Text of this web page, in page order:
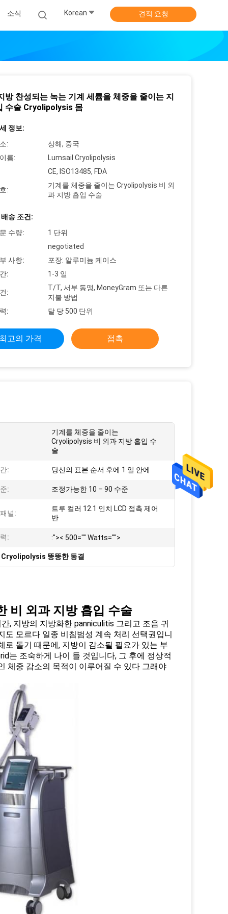
소식 Korean 견적 요청
방 찬성되는 녹는 기계 세륨을 체중을 줄이는 지
수술 Cryolipolysis 몸
정보:
:
상해, 중국
름:
Lumsail Cryolipolysis
CE, ISO13485, FDA
:
기계를 체중을 줄이는 Cryolipolysis 비 외
과 지방 흡입 수술
송 조건:
수량:
1 단위
negotiated
사항:
포장: 알루미늄 케이스
:
1-3 일
:
T/T, 서부 동맹, MoneyGram 또는 다른
지불 방법
:
달 당 500 단위
고의 가격 접촉
기계를 체중을 줄이는
Cryolipolysis 비 외과 지방 흡입 수
술
: 당신의 표본 순서 후에 1 일 안에
: 조정가능한 10 – 90 수준
널:
트루 컬러 12.1 인치 LCD 접촉 제어
반
: :">< 500="" Watts="">
뚱뚱한 동결
비 외과 지방 흡입 수술
, 지방의 지방화한 panniculitis 그리고 조음 귀
모르다 일종 비침범성 계속 처리 선택권입니
돌기 때문에, 지방이 감소될 필요가 있는 부
는 조숙하게 나이 들 것입니다, 그 후에 정상적
체중 감소의 목적이 이루어질 수 있다 그래야